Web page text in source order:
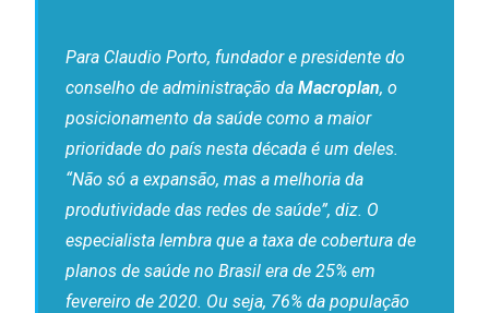
Para Claudio Porto, fundador e presidente do
conselho de administração daMacroplan, o
posicionamento da saúde como a maior
prioridade do país nesta década é um deles.
“Não só a expansão, mas a melhoria da
produtividade das redes de saúde”, diz. O
especialista lembra que a taxa de cobertura de
planos de saúde no Brasil era de 25% em
fevereiro de 2020. Ou seja, 76% da população